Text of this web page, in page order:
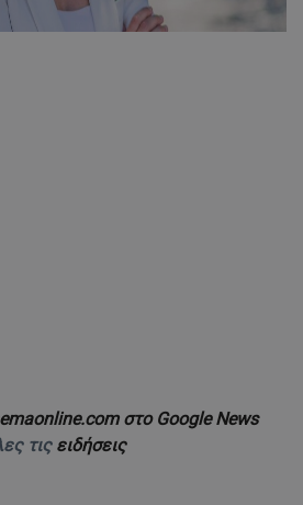
στο Google News
τις ειδήσεις